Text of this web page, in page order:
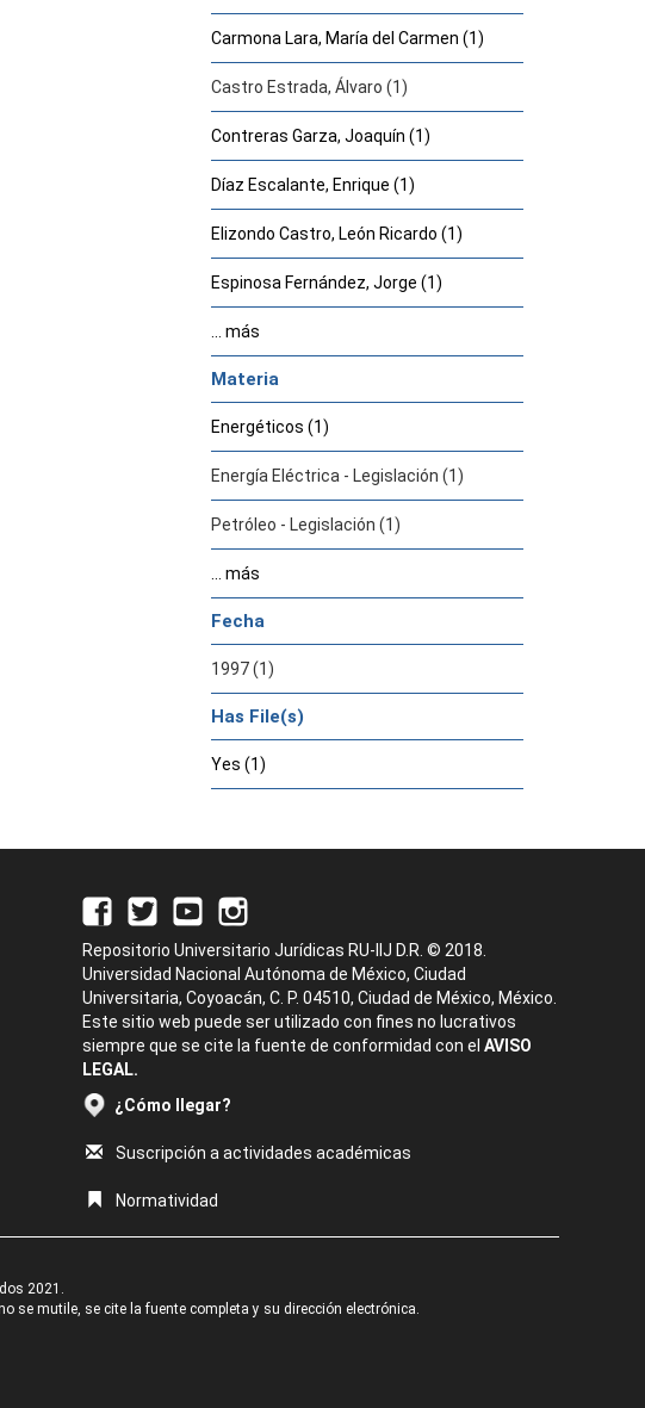
Carmona Lara, María del Carmen (1)
Castro Estrada, Álvaro (1)
Contreras Garza, Joaquín (1)
Díaz Escalante, Enrique (1)
Elizondo Castro, León Ricardo (1)
Espinosa Fernández, Jorge (1)
... más
Materia
Energéticos (1)
Energía Eléctrica - Legislación (1)
Petróleo - Legislación (1)
... más
Fecha
1997 (1)
Has File(s)
Yes (1)
Repositorio Universitario Jurídicas RU-IIJ D.R. © 2018.
Universidad Nacional Autónoma de México, Ciudad
Universitaria, Coyoacán, C. P. 04510, Ciudad de México, México.
Este sitio web puede ser utilizado con fines no lucrativos
siempre que se cite la fuente de conformidad con el AVISO
LEGAL.
¿Cómo llegar?
Suscripción a actividades académicas
Normatividad
2021.
se mutile, se cite la fuente completa y su dirección electrónica.